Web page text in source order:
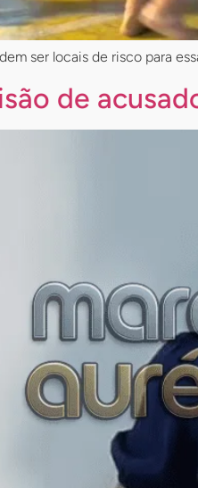
ser locais de risco para
de